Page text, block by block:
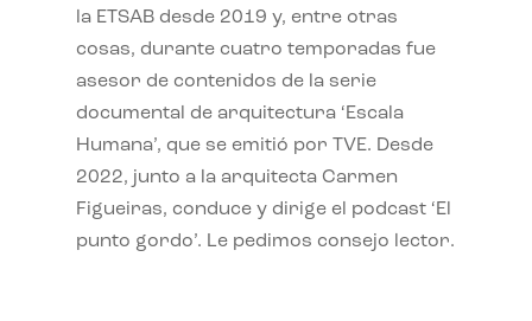
la ETSAB desde 2019 y, entre otras
cosas, durante cuatro temporadas fue
asesor de contenidos de la serie
documental de arquitectura ‘Escala
Humana’, que se emitió por TVE. Desde
2022, junto a la arquitecta Carmen
Figueiras, conduce y dirige el podcast ‘El
punto gordo’. Le pedimos consejo lector.